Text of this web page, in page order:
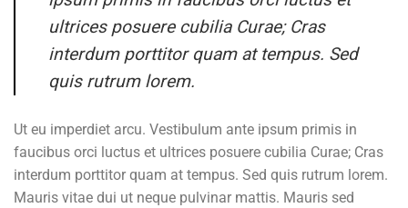
ultrices posuere cubilia Curae; Cras
interdum porttitor quam at tempus. Sed
quis rutrum lorem.
Ut eu imperdiet arcu. Vestibulum ante ipsum primis in
faucibus orci luctus et ultrices posuere cubilia Curae; Cras
interdum porttitor quam at tempus. Sed quis rutrum lorem.
Mauris vitae dui ut neque pulvinar mattis. Mauris sed